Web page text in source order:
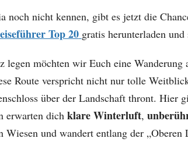
noch nicht kennen, gibt es jetzt die
Top 20 gratis herunterladen
legen möchten wir Euch eine
Route verspricht nicht nur tolle
über der Landschaft thront. Hier
erwarten dich klare Winterluft,
Wiesen und wandert entlang der